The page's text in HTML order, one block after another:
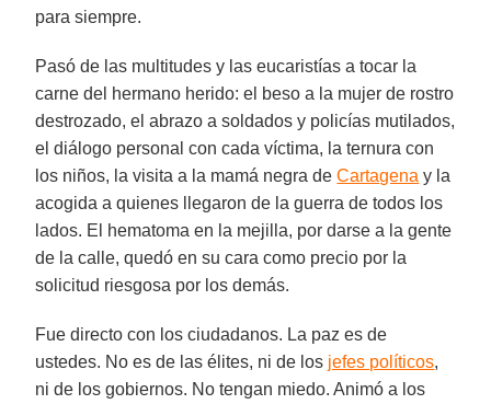
para siempre.
Pasó de las multitudes y las eucaristías a tocar la
carne del hermano herido: el beso a la mujer de rostro
destrozado, el abrazo a soldados y policías mutilados,
el diálogo personal con cada víctima, la ternura con
los niños, la visita a la mamá negra deCartagena y la
acogida a quienes llegaron de la guerra de todos los
lados. El hematoma en la mejilla, por darse a la gente
de la calle, quedó en su cara como precio por la
solicitud riesgosa por los demás.
Fue directo con los ciudadanos. La paz es de
ustedes. No es de las élites, ni de los jefes políticos,
ni de los gobiernos. No tengan miedo. Animó a los